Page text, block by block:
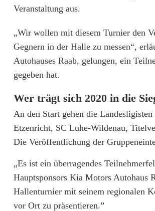
i
n
e
h
m
e
r
e
l
Veranstaltung aus.
„Wir wollen mit diesem Turnier den
Gegnern in der Halle zu messen“,
Autohauses Raab, gelungen, ein
gegeben hat.
Wer trägt sich 2020 in die
An den Start gehen die
Etzenricht, SC Luhe-Wildenau,
Die Veröffentlichung der
„Es ist ein überragendes
Hauptsponsors Kia Motors Autohaus
Hallenturnier mit seinem regionalen
vor Ort zu präsentieren.”